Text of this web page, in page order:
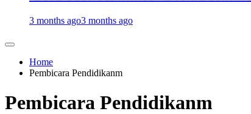
3 months ago3 months ago
Home
Pembicara Pendidikanm
Pembicara Pendidikanm